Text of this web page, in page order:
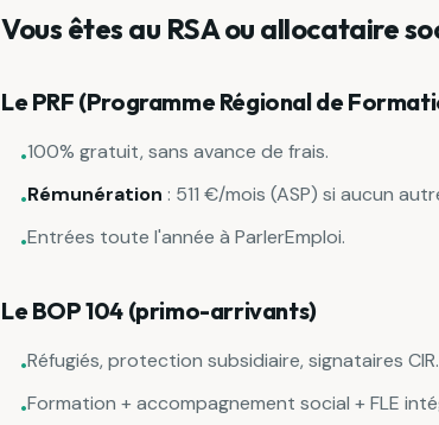
Vous êtes au RSA ou allocataire
Le PRF (Programme Régional de
•100% gratuit, sans avance de frais.
•Rémunération : 511 €/mois (ASP) si aucun
•Entrées toute l'année à ParlerEmploi.
Le BOP 104 (primo-arrivants)
•Réfugiés, protection subsidiaire, signataires CIR.
•Formation + accompagnement social + FLE